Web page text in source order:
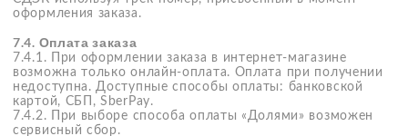
7.7. Доставка заказа
осуществляется курьерской компанией СДЭК.
7.7.2. Доступные способы оплаты (только
по предоплате): банковской картой.
7.7.3. Общие условия доставки размещены на сайте
службы СДЭК по адресу:
https://www.cdek.ru/ru/individuals/tariffs/. Окончательная
стоимость доставки рассчитывается автоматически
на сайте «mei sense» непосредственно перед оплатой
заказа и зависит от выбранного способа доставки, адреса
и иных сопутствующих условий.